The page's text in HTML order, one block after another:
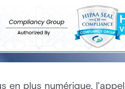
en plus numérique,